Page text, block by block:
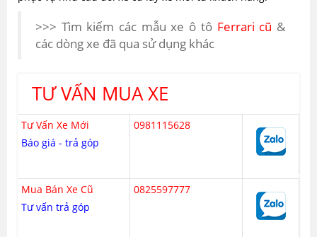
>>> Tìm kiếm các mẫu xe ô tô Ferrari cũ &
các dòng xe đã qua sử dụng khác
TƯ VẤN MUA XE
Tư Vấn Xe Mới
Báo giá - trả góp
0981115628
Mua Bán Xe Cũ
Tư vấn trả góp
0825597777